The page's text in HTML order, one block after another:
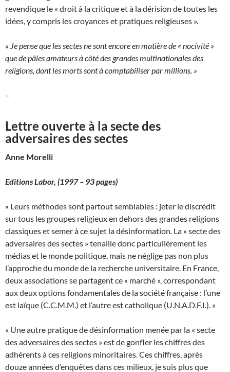
revendique le « droit à la critique et à la dérision de toutes les
idées, y compris les croyances et pratiques religieuses ».
« Je pense que les sectes ne sont encore en matière de « nocivité »
que de pâles amateurs à côté des grandes multinationales des
religions, dont les morts sont à comptabiliser par millions. »
–
Lettre ouverte à la secte des
adversaires des sectes
Anne Morelli
Editions Labor, (1997 – 93 pages)
« Leurs méthodes sont partout semblables : jeter le discrédit
sur tous les groupes religieux en dehors des grandes religions
classiques et semer à ce sujet la désinformation. La « secte des
adversaires des sectes » tenaille donc particulièrement les
médias et le monde politique, mais ne néglige pas non plus
l’approche du monde de la recherche universitaire. En France,
deux associations se partagent ce « marché », correspondant
aux deux options fondamentales de la société française : l’une
est laïque (C.C.M.M.) et l’autre est catholique (U.N.A.D.F.I.). »
« Une autre pratique de désinformation menée par la « secte
des adversaires des sectes » est de gonfler les chiffres des
adhérents à ces religions minoritaires. Ces chiffres, après
douze années d’enquêtes dans ces milieux, je suis plus que